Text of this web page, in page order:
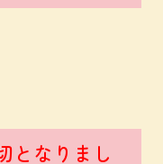
となりまし